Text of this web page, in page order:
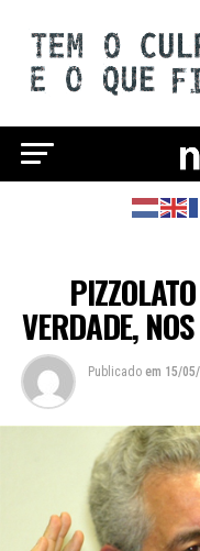
VERDADE,
Publicado em 15/